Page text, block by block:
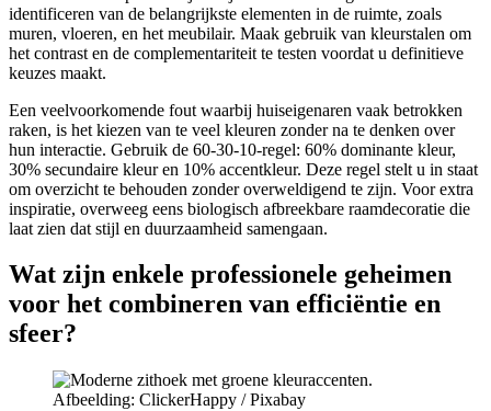
identificeren van de belangrijkste elementen in de ruimte, zoals
muren, vloeren, en het meubilair. Maak gebruik van kleurstalen om
het contrast en de complementariteit te testen voordat u definitieve
keuzes maakt.
Een veelvoorkomende fout waarbij huiseigenaren vaak betrokken
raken, is het kiezen van te veel kleuren zonder na te denken over
hun interactie. Gebruik de 60-30-10-regel: 60% dominante kleur,
30% secundaire kleur en 10% accentkleur. Deze regel stelt u in staat
om overzicht te behouden zonder overweldigend te zijn. Voor extra
inspiratie, overweeg eens biologisch afbreekbare raamdecoratie die
laat zien dat stijl en duurzaamheid samengaan.
Wat zijn enkele professionele geheimen
voor het combineren van efficiëntie en
sfeer?
Afbeelding: ClickerHappy / Pixabay